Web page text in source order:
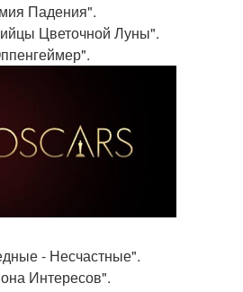
Падения".
Цветочной Луны".
- Несчастные".
Интересов".